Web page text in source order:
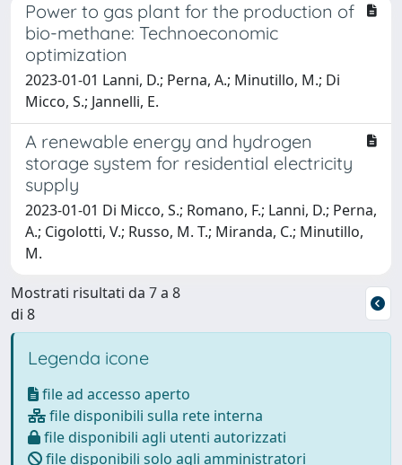
Power to gas plant for the production of
bio-methane: Technoeconomic
optimization
2023-01-01 Lanni, D.; Perna, A.; Minutillo, M.; Di
Micco, S.; Jannelli, E.
A renewable energy and hydrogen
storage system for residential electricity
supply
2023-01-01 Di Micco, S.; Romano, F.; Lanni, D.; Perna,
A.; Cigolotti, V.; Russo, M. T.; Miranda, C.; Minutillo,
M.
Mostrati risultati da 7 a 8
di 8
Legenda icone
file ad accesso aperto
file disponibili sulla rete interna
file disponibili agli utenti autorizzati
file disponibili solo agli amministratori